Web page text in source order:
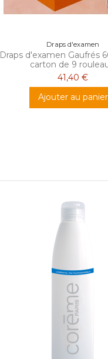
Draps d'examen
Draps d'examen Gaufrés
carton de 9
41,40 €
Ajouter au panier